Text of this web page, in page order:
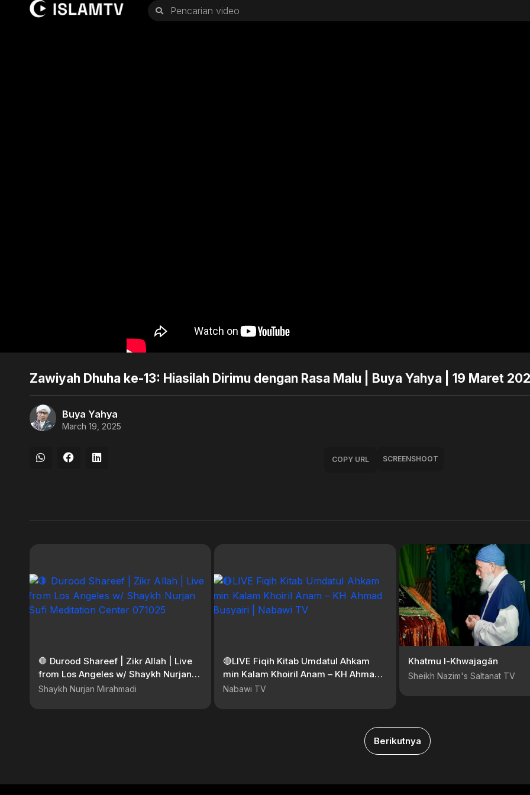
Zawiyah Dhuha ke-13: Hiasilah Dirimu dengan Rasa Malu | Buya Yahya | 19 Maret
Buya Yahya
March 19, 2025
COPY URL SCREENSHOOT
🛑 Durood Shareef | Zikr Allah | Live
from Los Angeles w/ Shaykh Nurjan
Sufi Meditation Center 071025
Shaykh Nurjan Mirahmadi
🔴LIVE Fiqih Kitab Umdatul Ahkam
min Kalam Khoiril Anam – KH Ahmad
Busyairi | Nabawi TV
Nabawi TV
Khatmu l-Khwajagān
Sheikh Nazim's Saltanat TV
Berikutnya